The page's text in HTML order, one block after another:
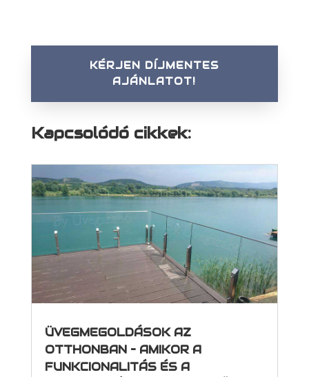
KÉRJEN DÍJMENTES
AJÁNLATOT!
Kapcsolódó cikkek:
ÜVEGMEGOLDÁSOK AZ
OTTHONBAN – AMIKOR A
FUNKCIONALITÁS ÉS A